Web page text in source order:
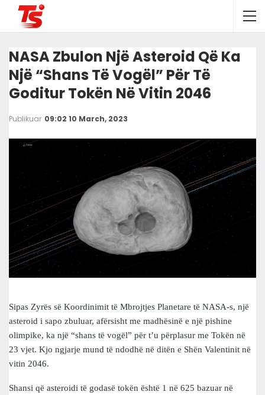
NASA Zbulon Një Asteroid Që Ka
Një “shans Të Vogël” Për Të
Goditur Tokën Në Vitin 2046
Publikuar 09:02 10 March, 2023
Sipas Zyrës së Koordinimit të Mbrojtjes Planetare të NASA-s, një
asteroid i sapo zbuluar, afërsisht me madhësinë e një pishine
olimpike, ka një “shans të vogël” për t’u përplasur me Tokën në
23 vjet. Kjo ngjarje mund të ndodhë në ditën e Shën Valentinit në
vitin 2046.
Shansi që asteroidi të godasë tokën është 1 në 625 bazuar në